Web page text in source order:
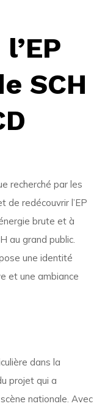
SCH
recherché par les
de redécouvrir l’EP
brute et à
au grand public.
une identité
et une ambiance
dans la
projet qui a
nationale. Avec